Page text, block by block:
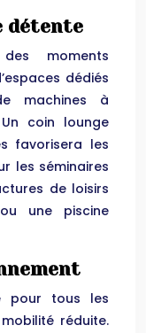
détente
moments
dédiés
machines à
coin lounge
favorisera les
les séminaires
de loisirs
une piscine
pour tous les
réduite.